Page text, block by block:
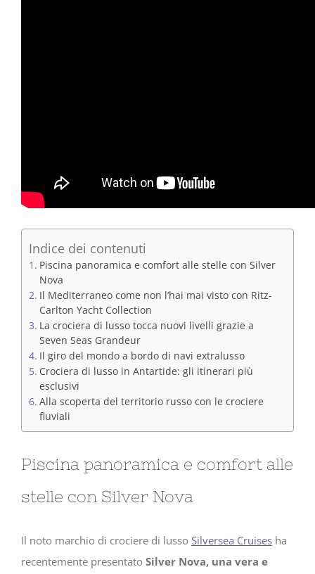
Indice dei contenuti
Piscina panoramica e comfort alle stelle con Silver
Nova
Il Mediterraneo come non l’hai mai visto con Ritz-
Carlton Yacht Collection
La crociera di lusso tocca nuovi livelli grazie a
Seven Seas Grandeur
Il giro del mondo a bordo di navi extralusso
Crociera di lusso in Antartide: gli itinerari più
esclusivi
Alla scoperta del territorio russo con le crociere
fluviali
Piscina panoramica e comfort alle
stelle con Silver Nova
Il noto marchio di crociere di lusso Silversea Cruises ha
recentemente presentato Silver Nova, una vera e